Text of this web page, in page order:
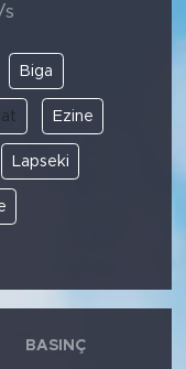
s
Biga
Ezine
Lapseki
BASINÇ